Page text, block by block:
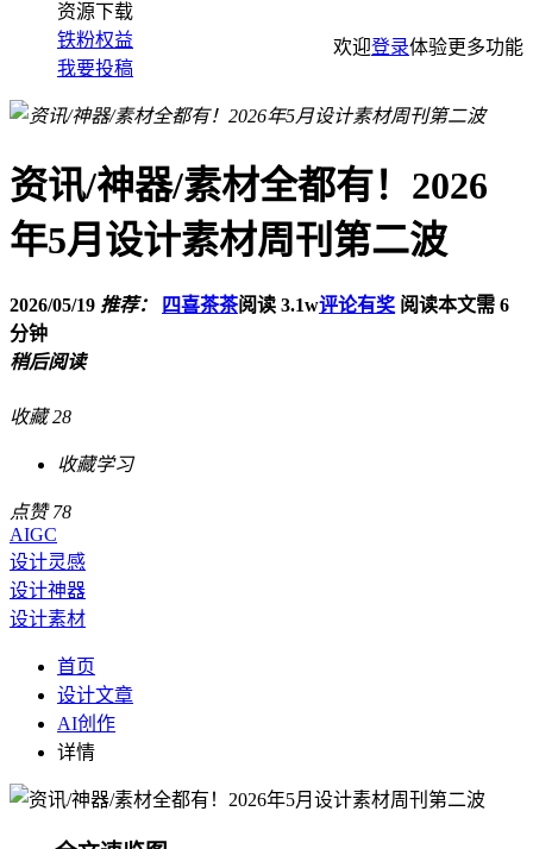
资源下载
铁粉权益
我要投稿
资讯/神器/素材全都有！2026
年5月设计素材周刊第二波
2026/05/19 推荐： 四喜茶茶阅读 3.1w评论有奖 阅读本文需 6
分钟
稍后阅读
收藏 28
干货满满
点赞 78
AIGC
设计灵感
设计神器
设计素材
首页
设计文章
AI创作
详情
欢迎登录体验更多功能